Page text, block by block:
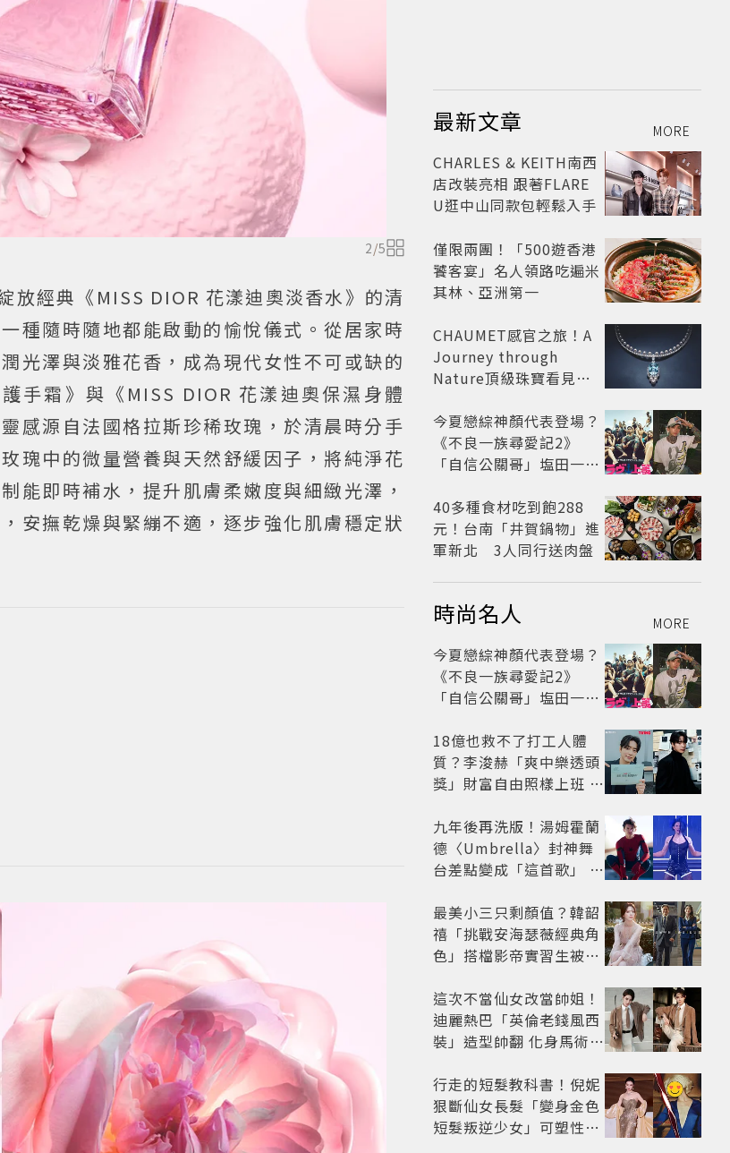
2/5
放經典《MISS DIOR 花漾迪奧淡香水》的清
種隨時隨地都能啟動的愉悅儀式。從居家時
光澤與淡雅花香，成為現代女性不可或缺的
手霜》與《MISS DIOR 花漾迪奧保濕身體
感源自法國格拉斯珍稀玫瑰，於清晨時分手
瑰中的微量營養與天然舒緩因子，將純淨花
能即時補水，提升肌膚柔嫩度與細緻光澤，
安撫乾燥與緊繃不適，逐步強化肌膚穩定狀
最新文章 MORE
CHARLES & KEITH南西
店改裝亮相 跟著FLARE
U逛中山同款包輕鬆入手
僅限兩團！「500遊香港
饕客宴」名人領路吃遍米
其林、亞洲第一
CHAUMET感官之旅！A
Journey through
Nature頂級珠寶看見植
今夏戀綜神顏代表登場？
《不良一族尋愛記2》
「自信公關哥」塩田一馬
老闆
40多種食材吃到飽288
元！台南「井賀鍋物」進
軍新北 3人同行送肉盤
時尚名人 MORE
今夏戀綜神顏代表登場？
《不良一族尋愛記2》
「自信公關哥」塩田一馬
老闆
18億也救不了打工人體
質？李浚赫「爽中樂透頭
獎」財富自由照樣上班 西
九年後再洗版！湯姆霍蘭
德〈Umbrella〉封神舞
台差點變成「這首歌」 造
開
最美小三只剩顏值？韓韶
禧「挑戰安海瑟薇經典角
色」搭檔影帝實習生被
這次不當仙女改當帥姐！
迪麗熱巴「英倫老錢風西
裝」造型帥翻 化身馬術師
行走的短髮教科書！倪妮
狠斷仙女長髮「變身金色
短髮叛逆少女」可塑性超